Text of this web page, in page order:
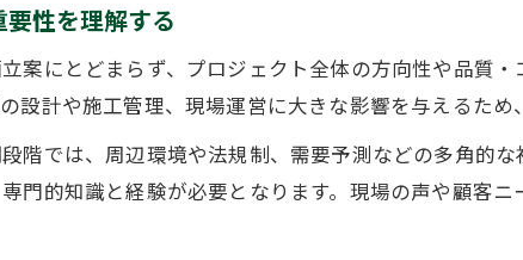
業務フロー図で理解する建設業の全体
建設業の企画から施工までの流れを整
キャリア選択に生かせる建設業の実態分析
建設業の企画職と他職種のキャリア
性を理解する
案にとどまらず、プロジェクト全体の方向性や品質
設計や施工管理、現場運営に大きな影響を与えるため
階では、周辺環境や法規制、需要予測などの多角的
門的知識と経験が必要となります。現場の声や顧客